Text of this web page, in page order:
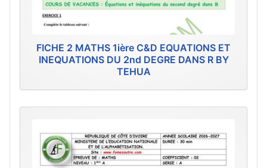
FICHE 2 MATHS 1ière C&D EQUATIONS ET
INEQUATIONS DU 2nd DEGRE DANS R BY
TEHUA